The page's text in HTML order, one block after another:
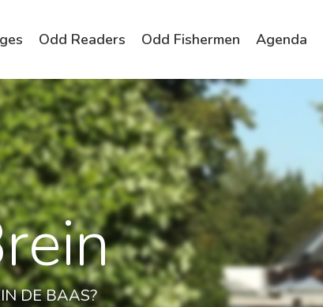
Odd Readers Odd Fishermen Agenda
DE BAAS?